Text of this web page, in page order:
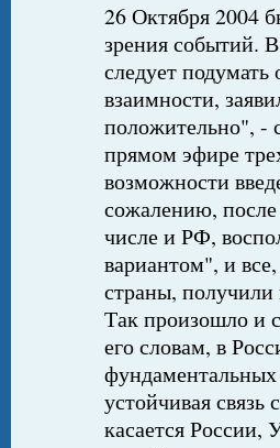
26 Октября 2004
зрения событий.
следует подумать
взаимности,
положительно", -
прямом эфире
возможности
сожалению, после
числе и РФ,
вариантом", и
страны, получили
Так произошло и
его словам, в
устойчивая
касается России,